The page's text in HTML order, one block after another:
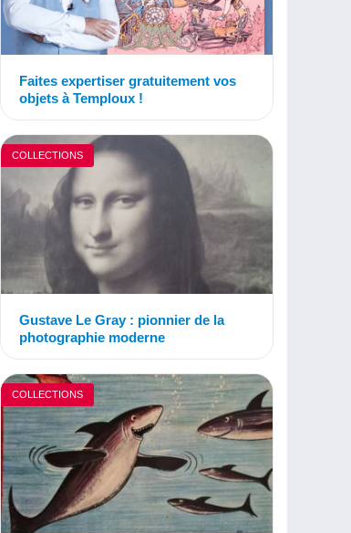
Faites expertiser gratuitement vos
objets à Temploux !
COLLECTIONS
Gustave Le Gray : pionnier de la
photographie moderne
COLLECTIONS